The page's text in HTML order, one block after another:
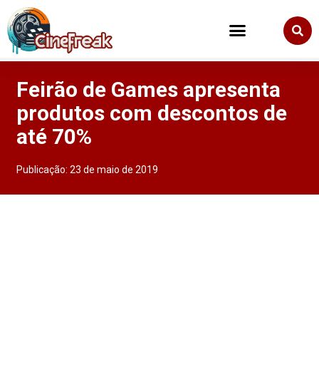
Feirão de Games apresenta
produtos com descontos de
até 70%
Publicação:23 de maio de 2019